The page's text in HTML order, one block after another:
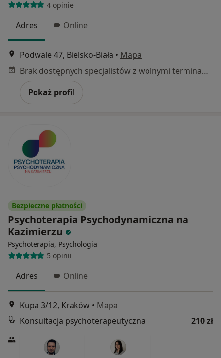
4 opinie
Adres Online
Podwale 47, Bielsko-Biała • Mapa
Brak dostępnych specjalistów z wolnymi terminami w tym centrum medycznym.
Pokaż profil
Bezpieczne płatności
Psychoterapia Psychodynamiczna na
Kazimierzu
Psychoterapia, Psychologia
5 opinii
Adres Online
Kupa 3/12, Kraków • Mapa
Konsultacja psychoterapeutyczna
210 zł